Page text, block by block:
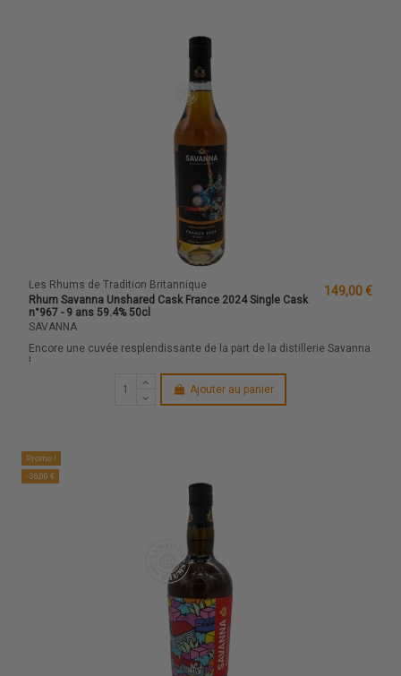
Les Rhums de Tradition Britannique
Rhum Savanna Unshared Cask France 2024 Single Cask
n°967 - 9 ans 59.4% 50cl
SAVANNA
149,00 €
Encore une cuvée resplendissante de la part de la distillerie Savanna
!
Ajouter au panier
Promo !
-36,00 €